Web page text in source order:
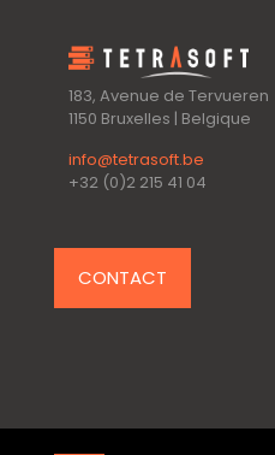
183, Avenue de Tervueren
1150 Bruxelles | Belgique
info@tetrasoft.be
+32 (0)2 215 41 04
CONTACT